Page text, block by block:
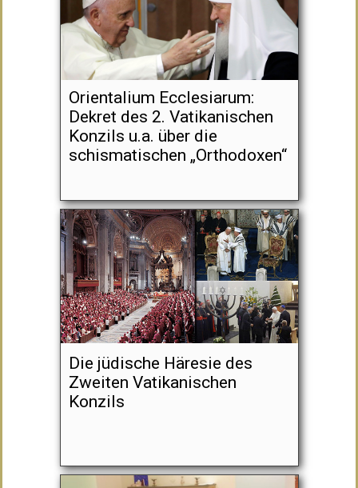
Orientalium Ecclesiarum:
Dekret des 2. Vatikanischen
Konzils u.a. über die
schismatischen „Orthodoxen“
Die jüdische Häresie des
Zweiten Vatikanischen
Konzils